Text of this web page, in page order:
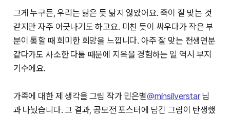
그게 누구든, 우리는 닮은 듯 닮지 않았어요. 죽이 잘 맞는 것
같지만 자주 어긋나기도 하고요. 미친 듯이 싸우다가 작은 부
분이 통할 때 희미한 희망을 느낍니다. 아주 잘 맞는 천생연분
같다가도 사소한 다툼 때문에 지옥을 경험하는 일 역시 부지
기수에요.
가족에 대한 제 생각을 그림 작가 민은별@minsilverstar님
과 나눴습니다. 그 결과, 공모전 포스터에 담긴 그림이 탄생했